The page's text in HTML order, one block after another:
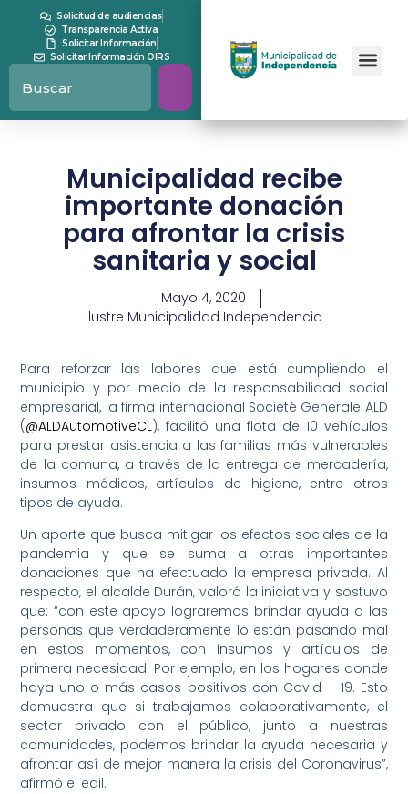
Solicitud de audiencias
Transparencia Activa
Solicitar Información
Solicitar Información OIRS
Municipalidad recibe
importante donación
para afrontar la crisis
sanitaria y social
Mayo 4, 2020
Ilustre Municipalidad Independencia
Para reforzar las labores que está cumpliendo el
municipio y por medio de la responsabilidad social
empresarial, la firma internacional Societé Generale ALD
(@ALDAutomotiveCL), facilitó una flota de 10 vehículos
para prestar asistencia a las familias más vulnerables
de la comuna, a través de la entrega de mercadería,
insumos médicos, artículos de higiene, entre otros
tipos de ayuda.
Un aporte que busca mitigar los efectos sociales de la
pandemia y que se suma a otras importantes
donaciones que ha efectuado la empresa privada. Al
respecto, el alcalde Durán, valoró la iniciativa y sostuvo
que: “con este apoyo lograremos brindar ayuda a las
personas que verdaderamente lo están pasando mal
en estos momentos, con insumos y artículos de
primera necesidad. Por ejemplo, en los hogares donde
haya uno o más casos positivos con Covid – 19. Esto
demuestra que si trabajamos colaborativamente, el
sector privado con el público, junto a nuestras
comunidades, podemos brindar la ayuda necesaria y
afrontar así de mejor manera la crisis del Coronavirus”,
afirmó el edil.